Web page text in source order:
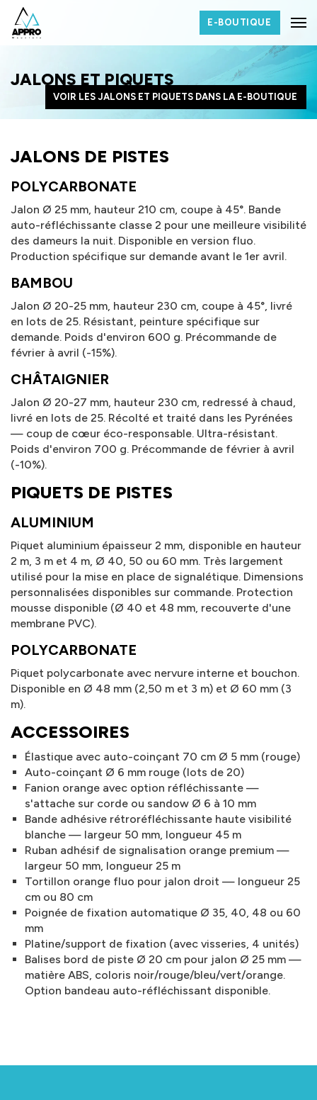
E-BOUTIQUE
VOIR LES JALONS ET PIQUETS DANS LA E-BOUTIQUE
JALONS ET PIQUETS
JALONS DE PISTES
POLYCARBONATE
Jalon Ø 25 mm, hauteur 210 cm, coupe à 45°. Bande
auto-réfléchissante classe 2 pour une meilleure visibilité
des dameurs la nuit. Disponible en version fluo.
Production spécifique sur demande avant le 1er avril.
BAMBOU
Jalon Ø 20-25 mm, hauteur 230 cm, coupe à 45°, livré
en lots de 25. Résistant, peinture spécifique sur
demande. Poids d'environ 600 g. Précommande de
février à avril (-15%).
CHÂTAIGNIER
Jalon Ø 20-27 mm, hauteur 230 cm, redressé à chaud,
livré en lots de 25. Récolté et traité dans les Pyrénées
— coup de cœur éco-responsable. Ultra-résistant.
Poids d'environ 700 g. Précommande de février à avril
(-10%).
PIQUETS DE PISTES
ALUMINIUM
Piquet aluminium épaisseur 2 mm, disponible en hauteur
2 m, 3 m et 4 m, Ø 40, 50 ou 60 mm. Très largement
utilisé pour la mise en place de signalétique. Dimensions
personnalisées disponibles sur commande. Protection
mousse disponible (Ø 40 et 48 mm, recouverte d'une
membrane PVC).
POLYCARBONATE
Piquet polycarbonate avec nervure interne et bouchon.
Disponible en Ø 48 mm (2,50 m et 3 m) et Ø 60 mm (3
m).
ACCESSOIRES
Élastique avec auto-coinçant 70 cm Ø 5 mm (rouge)
Auto-coinçant Ø 6 mm rouge (lots de 20)
Fanion orange avec option réfléchissante —
s'attache sur corde ou sandow Ø 6 à 10 mm
Bande adhésive rétroréfléchissante haute visibilité
blanche — largeur 50 mm, longueur 45 m
Ruban adhésif de signalisation orange premium —
largeur 50 mm, longueur 25 m
Tortillon orange fluo pour jalon droit — longueur 25
cm ou 80 cm
Poignée de fixation automatique Ø 35, 40, 48 ou 60
mm
Platine/support de fixation (avec visseries, 4 unités)
Balises bord de piste Ø 20 cm pour jalon Ø 25 mm —
matière ABS, coloris noir/rouge/bleu/vert/orange.
Option bandeau auto-réfléchissant disponible.